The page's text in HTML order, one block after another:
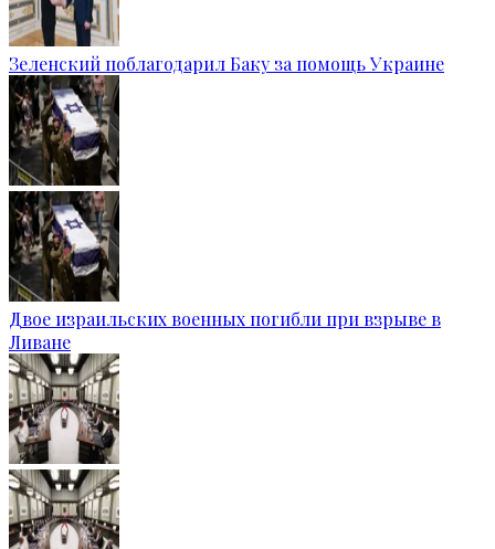
Зеленский поблагодарил Баку за помощь Украине
Двое израильских военных погибли при взрыве в
Ливане